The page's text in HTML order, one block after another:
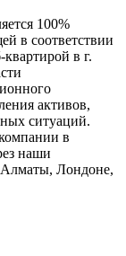
100%
в соответствии
в г.
активов,
ситуаций.
в
наши
Алматы, Лондоне,